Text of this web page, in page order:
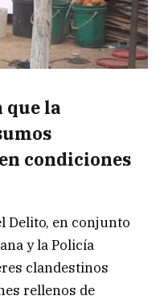
que la
condiciones
Delito, en conjunto
y la Policía
clandestinos
rellenos de